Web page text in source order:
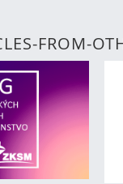
FROM-